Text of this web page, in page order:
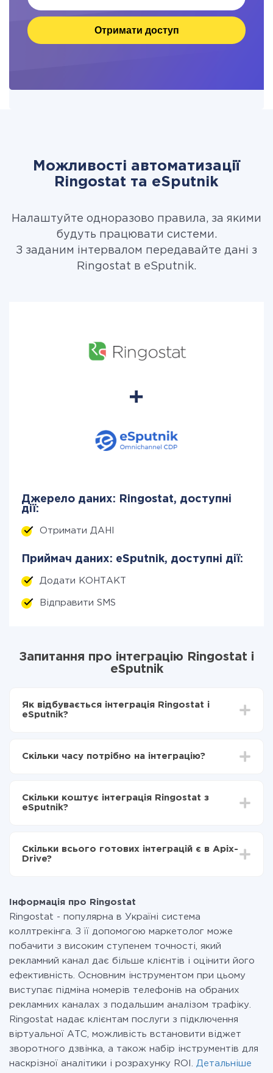
Отримати доступ
Можливості автоматизації
Ringostat та eSputnik
Налаштуйте одноразово правила, за якими
будуть працювати системи.
З заданим інтервалом передавайте дані з
Ringostat в eSputnik.
Джерело даних: Ringostat, доступні
дії:
Отримати ДАНІ
Приймач даних: eSputnik, доступні дії:
Додати КОНТАКТ
Відправити SMS
Запитання про інтеграцію Ringostat і
eSputnik
Як відбувається інтеграція Ringostat і
eSputnik?
Вибираєте які дані передавати з Ringostat в
Тепер дані будуть автоматично передаватися з
Ringostat в eSputnik
Скільки часу потрібно на інтеграцію?
становити від 5-ти до 30-хвилин. У середньому
налаштування займає 10-15 хвилин.
Скільки коштує інтеграція Ringostat з
eSputnik?
Ви оплачуєте лише кількість даних, які за фактом
передаються з однієї вашої системи в іншу через
при необхідності. Детальніше про
Скільки всього готових інтеграцій є в Apix-
Drive?
Інформація про Ringostat
Ringostat - популярна в Україні система
коллтрекінга. З її допомогою маркетолог може
побачити з високим ступенем точності, який
рекламний канал дає більше клієнтів і оцінити його
ефективність. Основним інструментом при цьому
виступає підміна номерів телефонів на обраних
рекламних каналах з подальшим аналізом трафіку.
Ringostat надає клієнтам послуги з підключення
віртуальної АТС, можливість встановити віджет
зворотного дзвінка, а також набір інструментів для
наскрізної аналітики і розрахунку ROI. Детальніше